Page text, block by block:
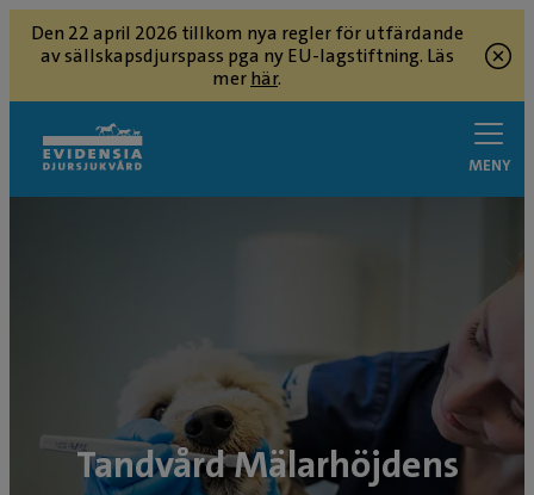
Den 22 april 2026 tillkom nya regler för utfärdande
av sällskapsdjurspass pga ny EU-lagstiftning. Läs
merhär.
MENY
Tandvård Mälarhöjdens